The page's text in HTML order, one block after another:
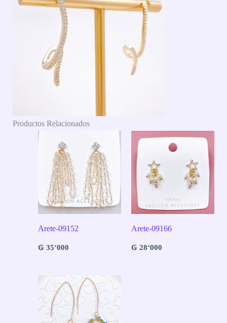
Productos Relacionados
Arete-09152
₲35‘000
Arete-09166
₲28‘000